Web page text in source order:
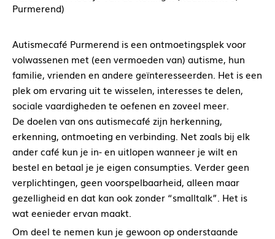
Purmerend)
Autismecafé Purmerend is een ontmoetingsplek voor
volwassenen met (een vermoeden van) autisme, hun
familie, vrienden en andere geïnteresseerden. Het is een
plek om ervaring uit te wisselen, interesses te delen,
sociale vaardigheden te oefenen en zoveel meer.
De doelen van ons autismecafé zijn herkenning,
erkenning, ontmoeting en verbinding. Net zoals bij elk
ander café kun je in- en uitlopen wanneer je wilt en
bestel en betaal je je eigen consumpties. Verder geen
verplichtingen, geen voorspelbaarheid, alleen maar
gezelligheid en dat kan ook zonder “smalltalk”. Het is
wat eenieder ervan maakt.
Om deel te nemen kun je gewoon op onderstaande